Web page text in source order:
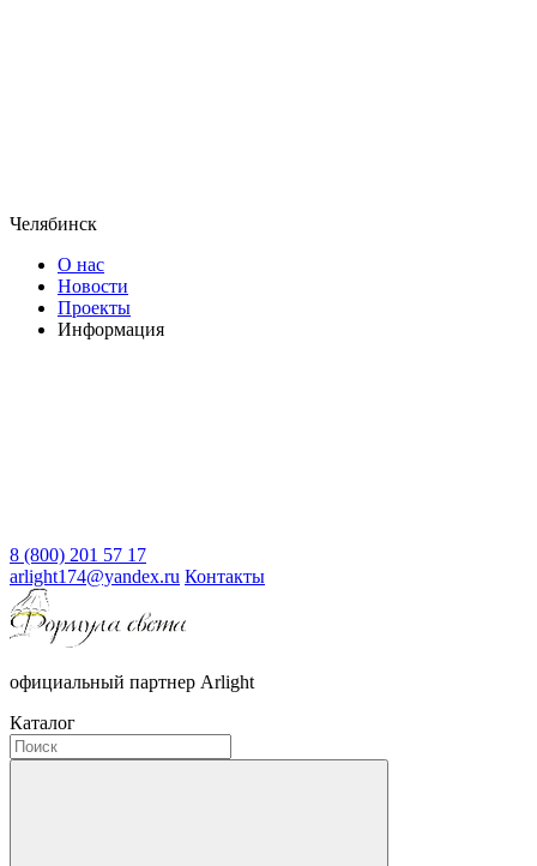
Челябинск
О нас
Новости
Проекты
Информация
8 (800) 201 57 17
arlight174@yandex.ru Контакты
официальный партнер Arlight
Каталог